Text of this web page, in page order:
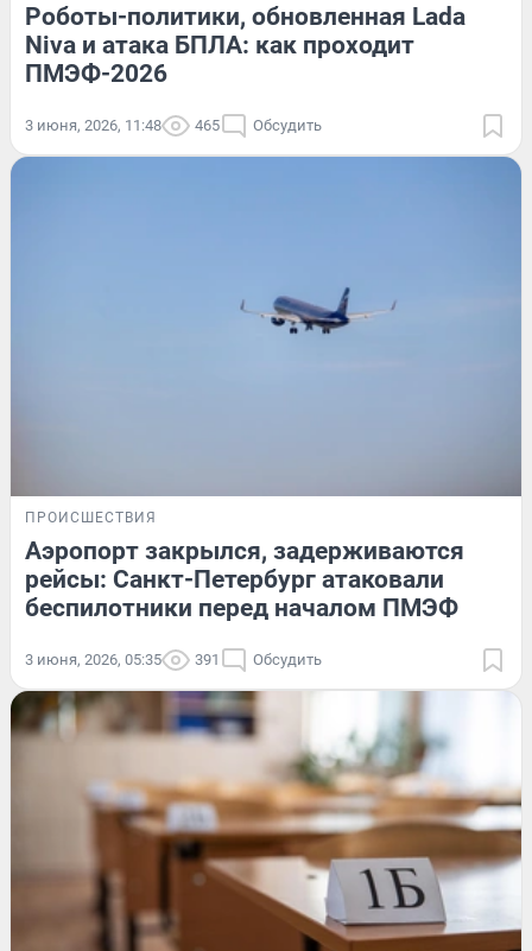
Роботы-политики, обновленная Lada
Niva и атака БПЛА: как проходит
ПМЭФ-2026
3 июня, 2026, 11:48 465 Обсудить
ПРОИСШЕСТВИЯ
Аэропорт закрылся, задерживаются
рейсы: Санкт-Петербург атаковали
беспилотники перед началом ПМЭФ
3 июня, 2026, 05:35 391 Обсудить